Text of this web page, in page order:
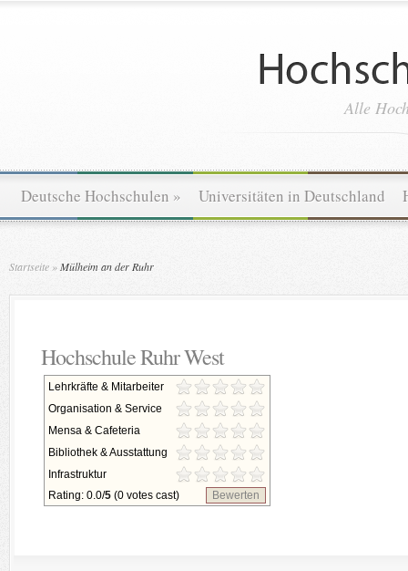
Alle
Deutsche Hochschulen » Universitäten in Deutschland
Startseite »Mülheim an der Ruhr
Hochschule Ruhr West
Lehrkräfte & Mitarbeiter
Organisation & Service
Mensa & Cafeteria
Bibliothek & Ausstattung
Infrastruktur
Rating: 0.0/5 (0 votes cast) Bewerten